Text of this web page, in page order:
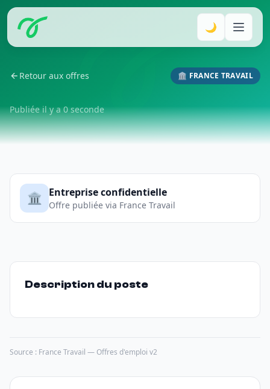
🌙
Retour aux offres 🏛️ FRANCE TRAVAIL
Publiée il y a 0 seconde
🏛️ Entreprise confidentielle
Offre publiée via France Travail
Description du poste
Source : France Travail — Offres d'emploi v2